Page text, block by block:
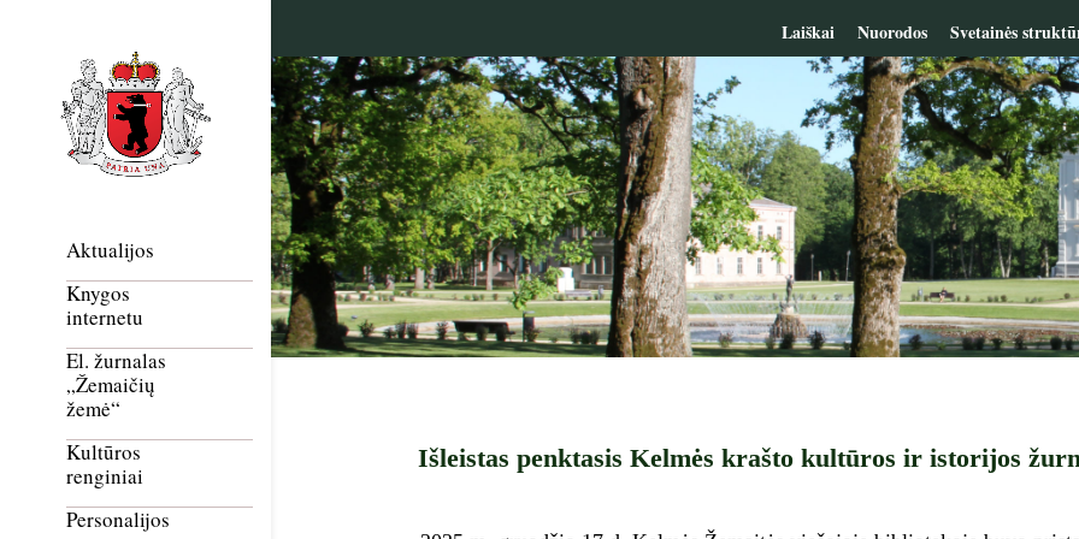
Laiškai Nuorodos Svetainės
Aktualijos
Knygos
internetu
El. žurnalas
„Žemaičių
žemė“
Kultūros
renginiai
Personalijos
Išleistas penktasis Kelmės krašto kultūros ir istorijos